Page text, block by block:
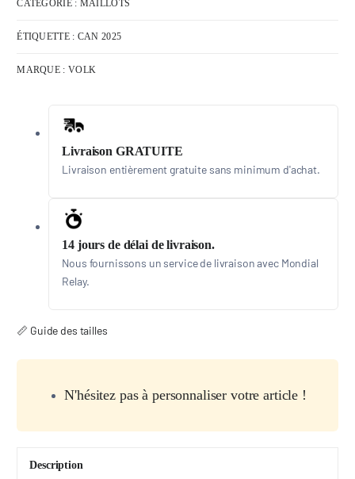
CATÉGORIE : MAILLOTS
ÉTIQUETTE : CAN 2025
MARQUE : VOLK
Livraison GRATUITE
Livraison entièrement gratuite sans minimum d'achat.
14 jours de délai de livraison.
Nous fournissons un service de livraison avec Mondial
Relay.
📏 Guide des tailles
N'hésitez pas à personnaliser votre article !
Description